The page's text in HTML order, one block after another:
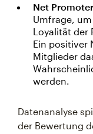
Net
Umfrage,
Loyalität der
Ein positiver
Mitglieder
werden.
Datenanalyse
der Bewertung